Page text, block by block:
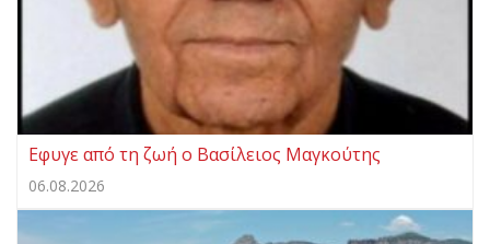
Eφυγε από τη ζωή ο Βασίλειος Μαγκούτης
06.08.2026